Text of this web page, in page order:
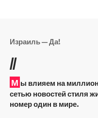
Израиль — Да!
//
М ы влияем на
сетью новостей стиля
номер один в мире.